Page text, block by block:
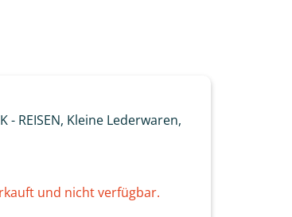
- REISEN, Kleine Lederwaren,
und nicht verfügbar.